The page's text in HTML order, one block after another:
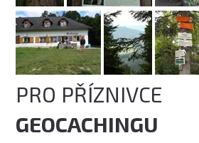
PRO PŘÍZNIVCE
GEOCACHINGU